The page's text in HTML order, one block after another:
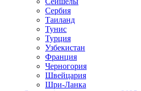
Сербия
Таиланд
Тунис
Турция
Узбекистан
Франция
Черногория
Швейцария
Шри-Ланка